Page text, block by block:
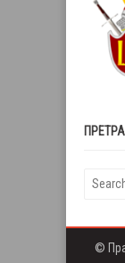
©